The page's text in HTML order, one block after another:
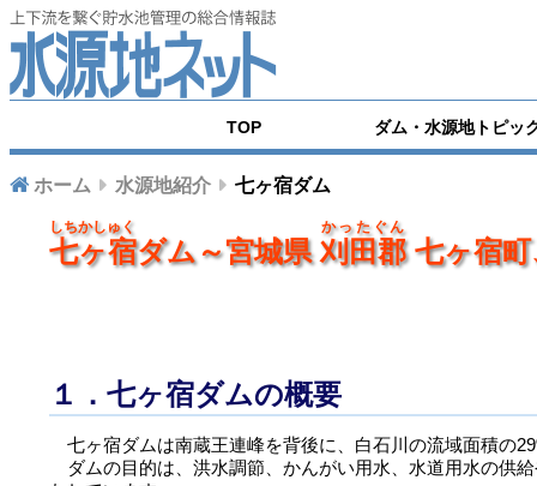
TOP ダム・水源地トピッ
ホーム 水源地紹介 七ヶ宿ダム
七ヶ宿
しちかしゅく
ダム～宮城県刈田郡
かったぐん
七ヶ宿
１．七ヶ宿ダムの概要
七ヶ宿ダムは南蔵王連峰を背後に、白石川の流域面積の
ダムの目的は、洪水調節、かんがい用水、水道用水の供